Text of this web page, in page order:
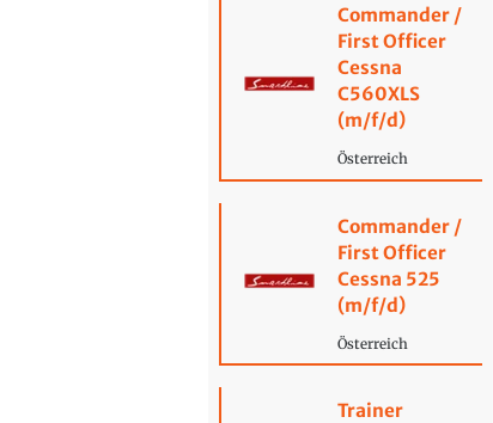
Commander /
First Officer
Cessna
C560XLS
(m/f/d)
Österreich
Commander /
First Officer
Cessna 525
(m/f/d)
Österreich
Trainer